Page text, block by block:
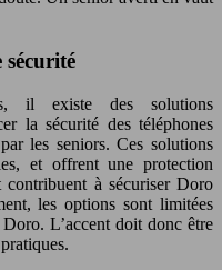
sécurité
il existe des solutions
la sécurité des téléphones
les seniors. Ces solutions
et offrent une protection
contribuent à sécuriser Doro
les options sont limitées
L’accent doit donc être